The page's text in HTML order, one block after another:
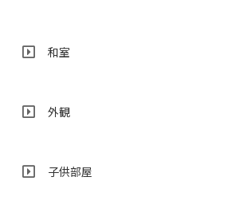
和室
外観
子供部屋